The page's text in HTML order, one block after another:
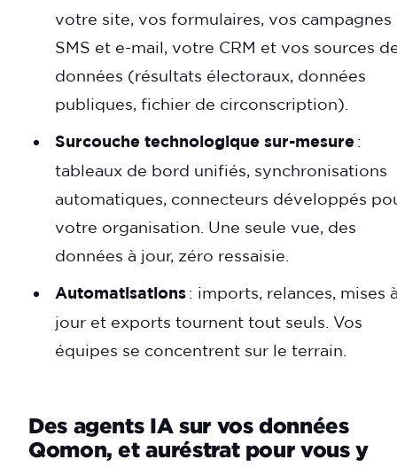
votre site, vos formulaires, vos campagnes
SMS et e-mail, votre CRM et vos sources
données (résultats électoraux, données
publiques, fichier de circonscription).
Surcouche technologique sur-mesure :
tableaux de bord unifiés, synchronisations
automatiques, connecteurs développés
votre organisation. Une seule vue, des
données à jour, zéro ressaisie.
Automatisations : imports, relances, mises
jour et exports tournent tout seuls. Vos
équipes se concentrent sur le terrain.
Des agents IA sur vos données
Qomon, et auréstrat pour vous y